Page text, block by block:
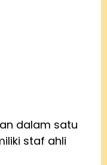
dalam satu
staf ahli